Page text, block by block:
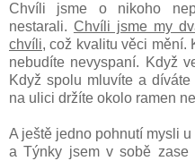
Chvíli jsme o nikoho
nestarali. Chvíli jsme my
chvíli, což kvalitu věci mění.
nebudíte nevyspaní. Když
Když spolu mluvíte a
na ulici držíte okolo ramen
A ještě jedno pohnutí mysli
a Týnky jsem v sobě zase